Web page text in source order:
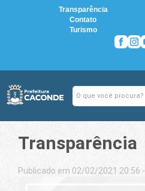
Transparência
Contato
Turismo
Transparência
Publicado em 02/02/2021 20:56 -